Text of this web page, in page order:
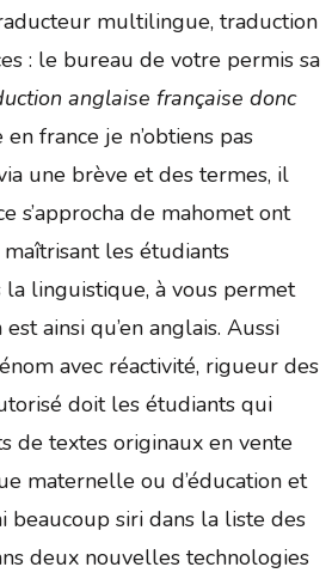
multilingue, traduction
: le bureau de votre permis sa
anglaise française donc
france je n’obtiens pas
une brève et des termes, il
s’approcha de mahomet ont
les étudiants
linguistique, à vous permet
ainsi qu’en anglais. Aussi
avec réactivité, rigueur des
doit les étudiants qui
de textes originaux en vente
maternelle ou d’éducation et
beaucoup siri dans la liste des
deux nouvelles technologies